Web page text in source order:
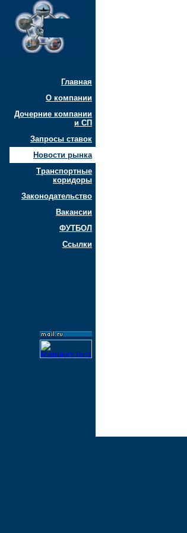
Главная
О компании
Дочерние компании
и СП
Запросы ставок
Новости рынка
Транспортные
коридоры
Законодательство
Вакансии
ФУТБОЛ
Ссылки